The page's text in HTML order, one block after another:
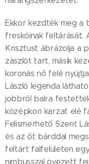
Ekkor kezdték meg a
freskóinak feltárását.
Krisztust ábrázolja a
zászlót tart, másik
koronás nő felé
László legenda
jobbról balra
középkori karzat elé
Felismerhető Szent
és az őt bárddal
feltárt falfelületen
nimbusszal övezett